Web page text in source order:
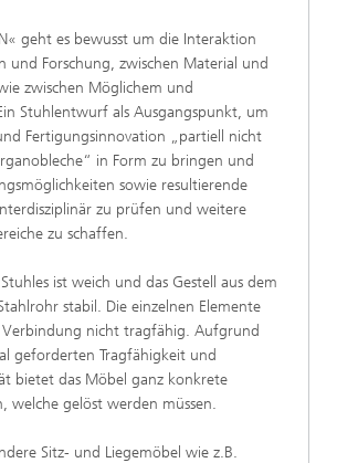
geht es bewusst um die Interaktion
und Forschung, zwischen Material und
zwischen Möglichem und
Stuhlentwurf als Ausgangspunkt, um
Fertigungsinnovation „partiell nicht
in Form zu bringen und
sowie resultierende
zu prüfen und weitere
zu schaffen.
ist weich und das Gestell aus dem
stabil. Die einzelnen Elemente
nicht tragfähig. Aufgrund
geforderten Tragfähigkeit und
bietet das Möbel ganz konkrete
welche gelöst werden müssen.
Sitz- und Liegemöbel wie z.B.